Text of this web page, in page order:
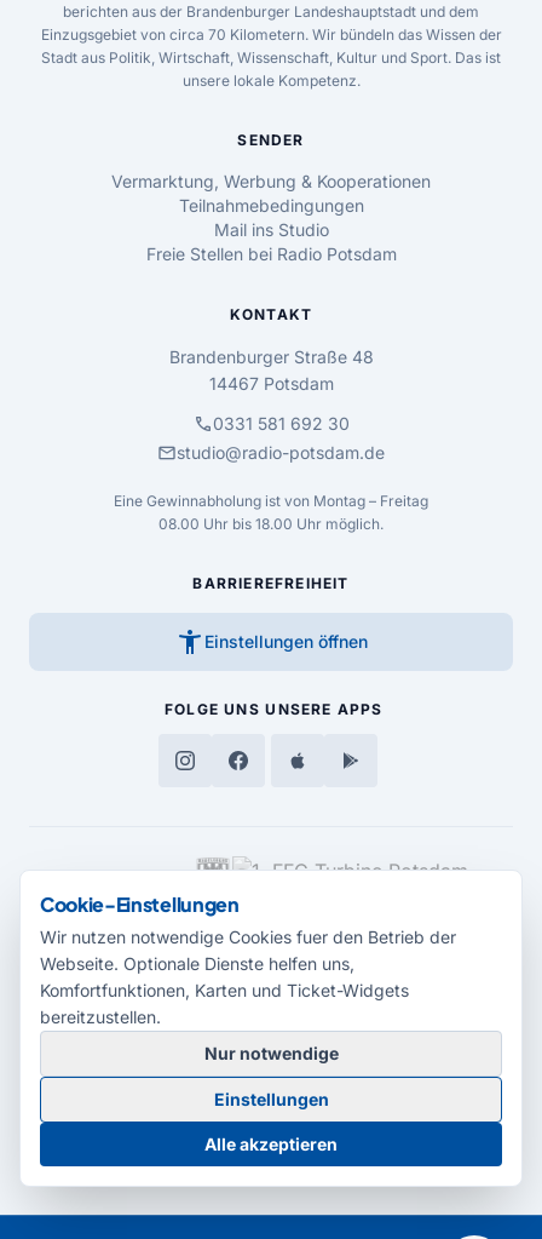
berichten aus der Brandenburger Landeshauptstadt und dem
Einzugsgebiet von circa 70 Kilometern. Wir bündeln das Wissen der
Stadt aus Politik, Wirtschaft, Wissenschaft, Kultur und Sport. Das ist
unsere lokale Kompetenz.
SENDER
Vermarktung, Werbung & Kooperationen
Teilnahmebedingungen
Mail ins Studio
Freie Stellen bei Radio Potsdam
KONTAKT
Brandenburger Straße 48
14467 Potsdam
call0331 581 692 30
mailstudio@radio-potsdam.de
Eine Gewinnabholung ist von Montag – Freitag
08.00 Uhr bis 18.00 Uhr möglich.
BARRIEREFREIHEIT
accessibility_new Einstellungen öffnen
FOLGE UNS UNSERE APPS
MEDIENPARTNER
© 2026 Radio Potsdam. Webseite entwickelt durch dieMedienagentur
Babelsberg
BarrierefreiheitserklärungAGBDatenschutzImpressum
Cookie-Einstellungen
Cookie-Einstellungen
Wir nutzen notwendige Cookies fuer den Betrieb der
Webseite. Optionale Dienste helfen uns,
Komfortfunktionen, Karten und Ticket-Widgets
bereitzustellen.
Nur notwendige
Einstellungen
Alle akzeptieren